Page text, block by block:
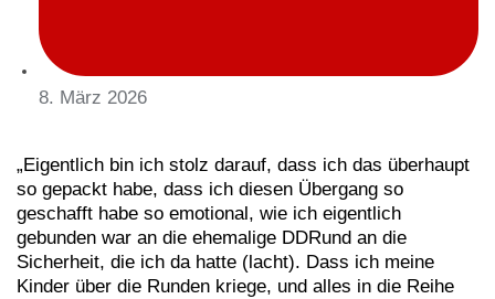
8. März 2026
„Eigentlich bin ich stolz darauf, dass ich das überhaupt
so gepackt habe, dass ich diesen Übergang so
geschafft habe so emotional, wie ich eigentlich
gebunden war an die ehemalige DDRund an die
Sicherheit, die ich da hatte (lacht). Dass ich meine
Kinder über die Runden kriege, und alles in die Reihe